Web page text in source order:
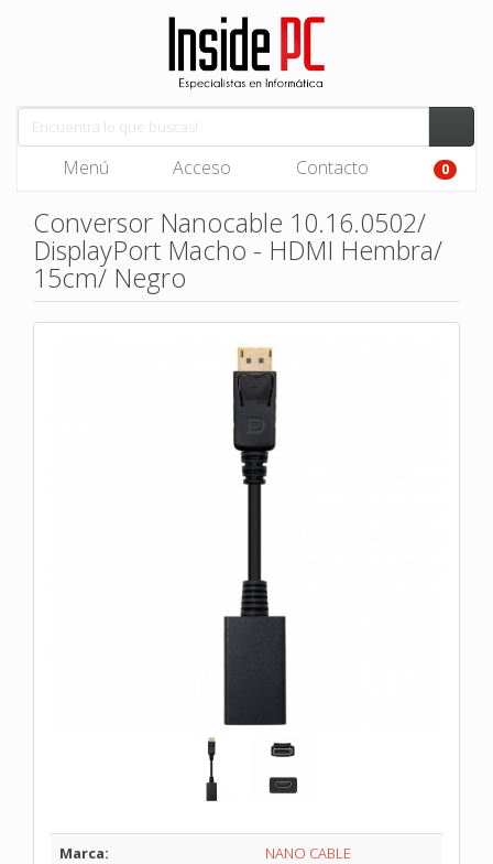
Menú Acceso Contacto 0
Conversor Nanocable 10.16.0502/
DisplayPort Macho - HDMI Hembra/
15cm/ Negro
Marca:
NANO CABLE